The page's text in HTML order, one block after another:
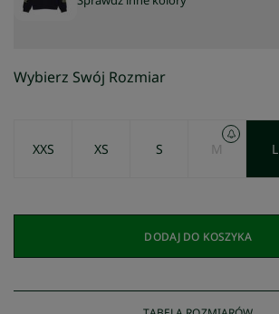
Wybierz Swój Rozmiar
XXS XS S M L
DODAJ DO KOSZYKA